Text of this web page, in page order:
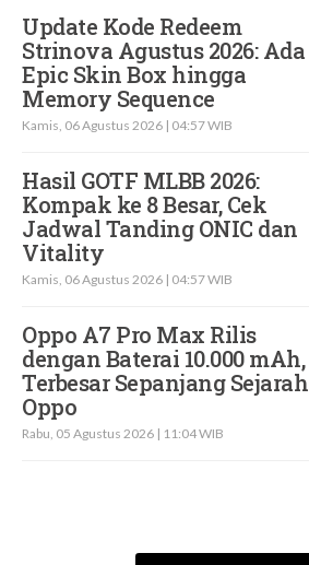
Update Kode Redeem
Strinova Agustus 2026: Ada
Epic Skin Box hingga
Memory Sequence
Kamis, 06 Agustus 2026 | 04:57 WIB
Hasil GOTF MLBB 2026:
Kompak ke 8 Besar, Cek
Jadwal Tanding ONIC dan
Vitality
Kamis, 06 Agustus 2026 | 04:57 WIB
Oppo A7 Pro Max Rilis
dengan Baterai 10.000 mAh,
Terbesar Sepanjang Sejarah
Oppo
Rabu, 05 Agustus 2026 | 11:04 WIB